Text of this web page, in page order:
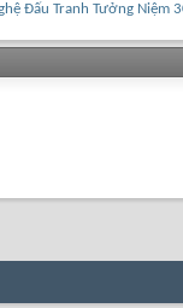
Đấu Tranh Tưởng Niệm